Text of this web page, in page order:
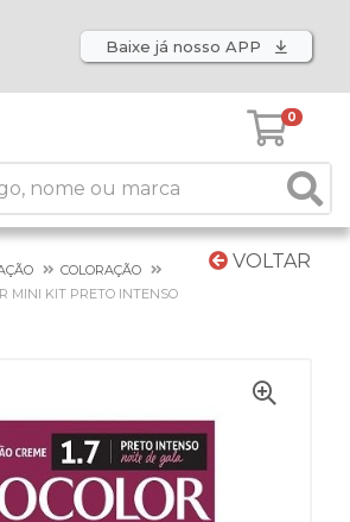
Baixe já nosso APP
0
VOLTAR
COLORAÇÃO
MINI KIT PRETO INTENSO